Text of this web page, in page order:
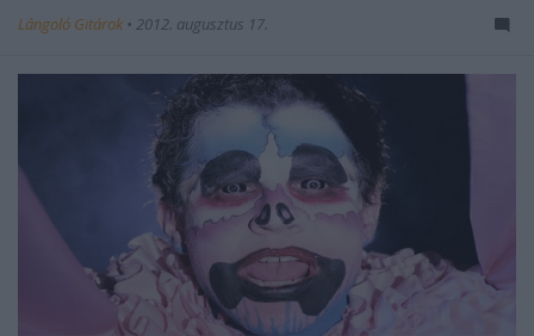
Lángoló Gitárok • 2012. augusztus 17.